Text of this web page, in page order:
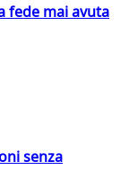
fede mai avuta
senza